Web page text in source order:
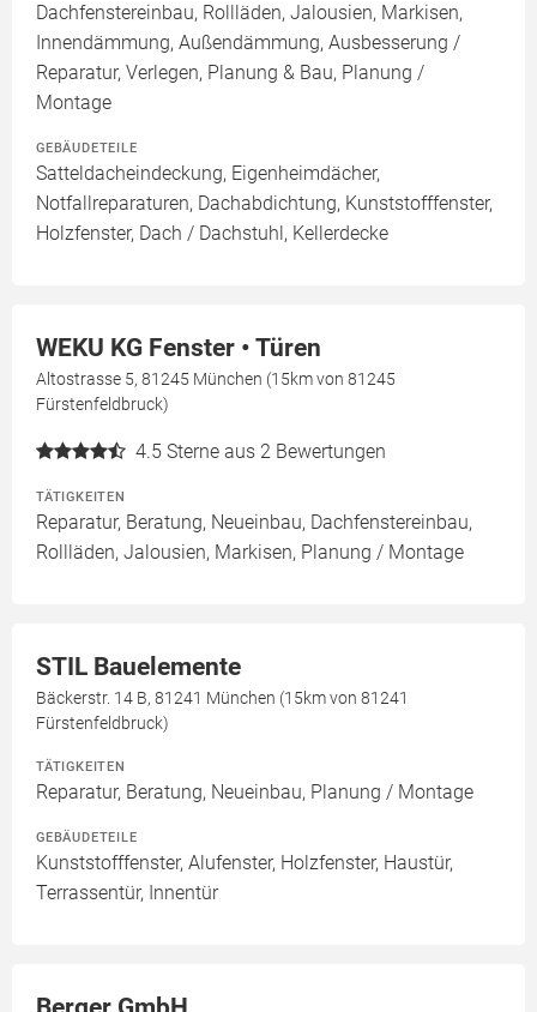
Dachfenstereinbau, Rollläden, Jalousien, Markisen,
Innendämmung, Außendämmung, Ausbesserung /
Reparatur, Verlegen, Planung & Bau, Planung /
Montage
GEBÄUDETEILE
Satteldacheindeckung, Eigenheimdächer,
Notfallreparaturen, Dachabdichtung, Kunststofffenster,
Holzfenster, Dach / Dachstuhl, Kellerdecke
WEKU KG Fenster • Türen
Altostrasse 5, 81245 München (15km von 81245
Fürstenfeldbruck)
4.5 Sterne aus 2 Bewertungen
TÄTIGKEITEN
Reparatur, Beratung, Neueinbau, Dachfenstereinbau,
Rollläden, Jalousien, Markisen, Planung / Montage
STIL Bauelemente
Bäckerstr. 14 B, 81241 München (15km von 81241
Fürstenfeldbruck)
TÄTIGKEITEN
Reparatur, Beratung, Neueinbau, Planung / Montage
GEBÄUDETEILE
Kunststofffenster, Alufenster, Holzfenster, Haustür,
Terrassentür, Innentür